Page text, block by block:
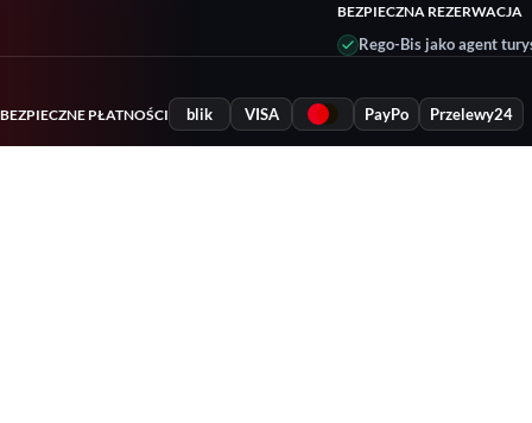
BEZPIECZNA REZERWACJA
Rego-Bis jako agent
BEZPIECZNE PŁATNOŚCI blik VISA PayPo Przelewy24